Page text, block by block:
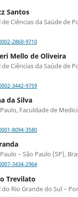
Santos
Ciências da Saúde de
2860-9710
Mello de Oliveira
Ciências da Saúde de
3442-9759
da Silva
Faculdade de
8094-3580
– São Paulo (SP),
3434-2964
Trevilato
Rio Grande do Sul –